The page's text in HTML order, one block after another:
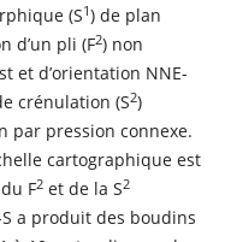
(S1) de plan
d’un pli (F2) non
et d’orientation NNE-
crénulation (S2)
par pression connexe.
cartographique est
F2et de la S2
a produit des boudins